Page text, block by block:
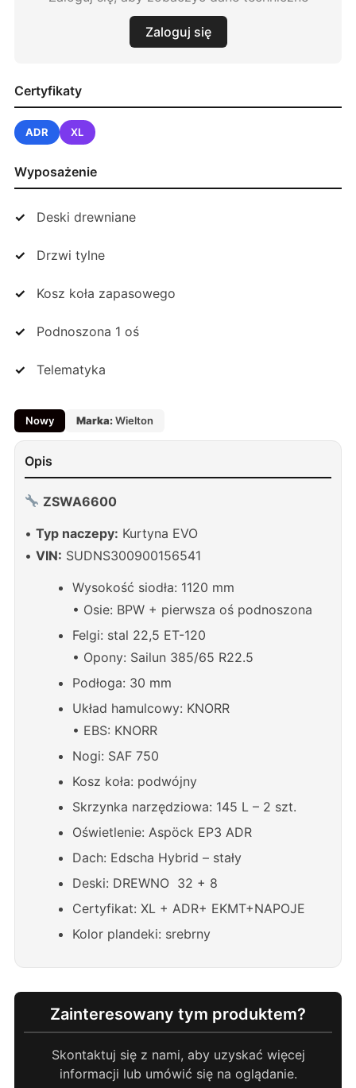
Zaloguj się
Certyfikaty
ADR XL
Wyposażenie
Deski drewniane
Drzwi tylne
Kosz koła zapasowego
Podnoszona 1 oś
Telematyka
Nowy Marka:Wielton
Opis
ZSWA6600
• Typ naczepy: Kurtyna EVO
• VIN: SUDNS300900156541
Wysokość siodła: 1120 mm
• Osie: BPW + pierwsza oś podnoszona
Felgi: stal 22,5 ET-120
• Opony: Sailun 385/65 R22.5
Podłoga: 30 mm
Układ hamulcowy: KNORR
• EBS: KNORR
Nogi: SAF 750
Kosz koła: podwójny
Skrzynka narzędziowa: 145 L – 2 szt.
Oświetlenie: Aspöck EP3 ADR
Dach: Edscha Hybrid – stały
Deski: DREWNO 32 + 8
Certyfikat: XL + ADR+ EKMT+NAPOJE
Kolor plandeki: srebrny
Zainteresowany tym produktem?
Skontaktuj się z nami, aby uzyskać więcej
informacji lub umówić się na oglądanie.